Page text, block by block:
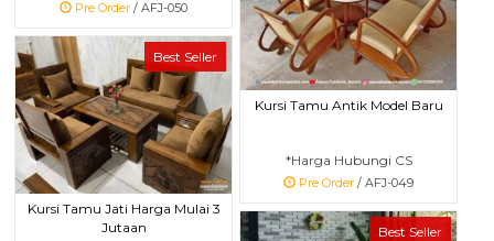
Pre Order / AFJ-050
Kursi Tamu Antik Model Baru
*Harga Hubungi CS
Pre Order / AFJ-049
Best Seller
Kursi Tamu Jati Harga Mulai 3
Jutaan
Best Seller